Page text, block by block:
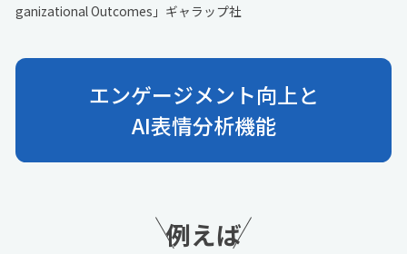
ganizational Outcomes」 ギャラップ社
エンゲージメント向上と
AI表情分析機能
例えば